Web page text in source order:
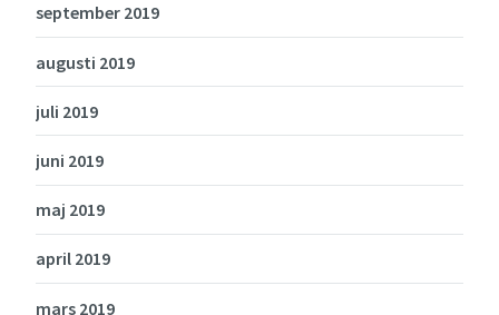
september 2019
augusti 2019
juli 2019
juni 2019
maj 2019
april 2019
mars 2019